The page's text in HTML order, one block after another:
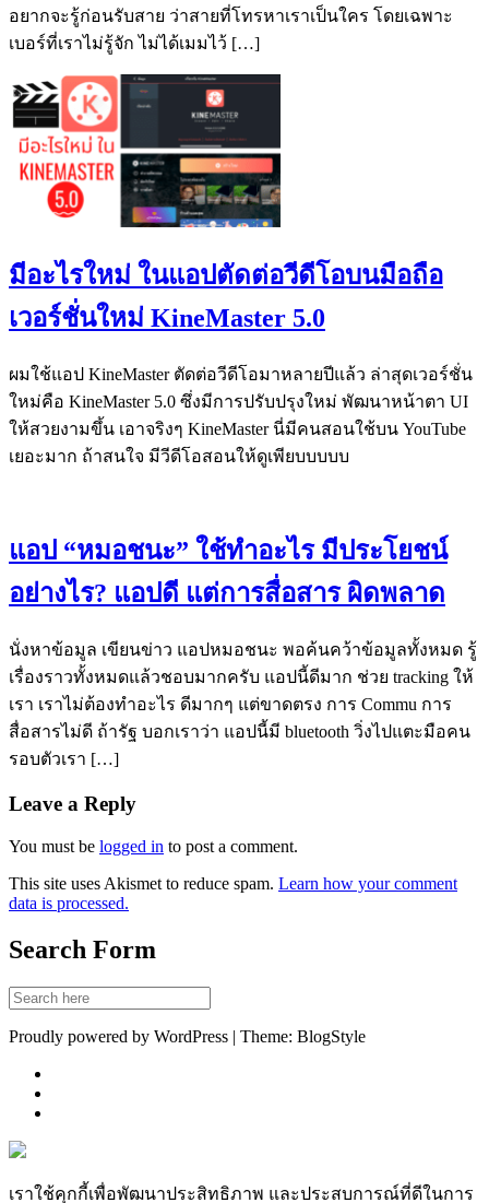
อยากจะรู้ก่อนรับสาย ว่าสายที่โทรหาเราเป็นใคร โดยเฉพาะ
เบอร์ที่เราไม่รู้จัก ไม่ได้เมมไว้ […]
มีอะไรใหม่ ในแอปตัดต่อวีดีโอบนมือถือ
เวอร์ชั่นใหม่ KineMaster 5.0
ผมใช้แอป KineMaster ตัดต่อวีดีโอมาหลายปีแล้ว ล่าสุดเวอร์ชั่น
ใหม่คือ KineMaster 5.0 ซึ่งมีการปรับปรุงใหม่ พัฒนาหน้าตา UI
ให้สวยงามขึ้น เอาจริงๆ KineMaster นี่มีคนสอนใช้บน YouTube
เยอะมาก ถ้าสนใจ มีวีดีโอสอนให้ดูเพียบบบบบ
แอป “หมอชนะ” ใช้ทำอะไร มีประโยชน์
อย่างไร? แอปดี แต่การสื่อสาร ผิดพลาด
นั่งหาข้อมูล เขียนข่าว แอปหมอชนะ พอค้นคว้าข้อมูลทั้งหมด รู้
เรื่องราวทั้งหมดแล้วชอบมากครับ แอปนี้ดีมาก ช่วย tracking ให้
เรา เราไม่ต้องทำอะไร ดีมากๆ แต่ขาดตรง การ Commu การ
สื่อสารไม่ดี ถ้ารัฐ บอกเราว่า แอปนี้มี bluetooth วิ่งไปแตะมือคน
รอบตัวเรา […]
Leave a Reply
You must be logged in to post a comment.
This site uses Akismet to reduce spam. Learn how your comment
data is processed.
Search Form
Proudly powered by WordPress | Theme: BlogStyle
เราใช้คุกกี้เพื่อพัฒนาประสิทธิภาพ และประสบการณ์ที่ดีในการ